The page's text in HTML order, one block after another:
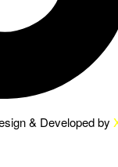
& Developed by